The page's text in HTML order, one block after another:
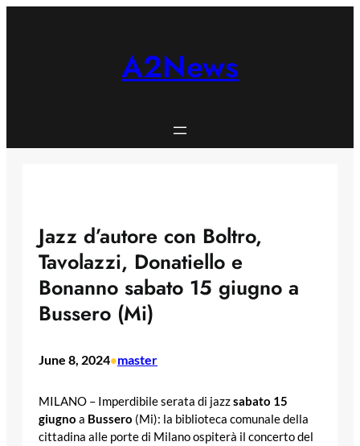
A2News
Jazz d’autore con Boltro,
Tavolazzi, Donatiello e
Bonanno sabato 15 giugno a
Bussero (Mi)
June 8, 2024•master
MILANO – Imperdibile serata di jazzsabato 15
giugno a Bussero (Mi): la biblioteca comunale della
cittadina alle porte di Milano ospiterà il concerto del